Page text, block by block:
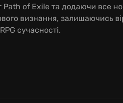
of Exile та додаючи все
визнання, залишаючись
сучасності.